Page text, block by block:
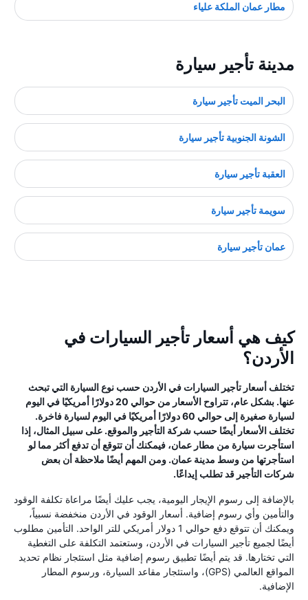
مطار عمان الملكة علياء
مدينة تأجير سيارة
البحر الميت تأجير سيارة
الشونة الجنوبية تأجير سيارة
العقبة تأجير سيارة
سويمة تأجير سيارة
عمان تأجير سيارة
كيف هي أسعار تأجير السيارات في
الأردن؟
تختلف أسعار تأجير السيارات في الأردن حسب نوع السيارة التي تبحث
عنها. بشكل عام، تتراوح الأسعار من حوالي 20 دولارًا أمريكيًا في اليوم
لسيارة صغيرة إلى حوالي 60 دولارًا أمريكيًا في اليوم لسيارة فاخرة.
تختلف الأسعار أيضًا حسب شركة التأجير والموقع. على سبيل المثال، إذا
استأجرت سيارة من مطار عمان، فيمكنك أن تتوقع أن تدفع أكثر مما لو
استأجرتها من وسط مدينة عمان. ومن المهم أيضًا ملاحظة أن بعض
شركات التأجير قد تطلب إيداعًا.
بالإضافة إلى رسوم الإيجار اليومية، يجب عليك أيضًا مراعاة تكلفة الوقود
والتأمين وأي رسوم إضافية. أسعار الوقود في الأردن منخفضة نسبياً،
ويمكنك أن تتوقع دفع حوالي 1 دولار أمريكي للتر الواحد. التأمين مطلوب
أيضًا لجميع تأجير السيارات في الأردن، وستعتمد التكلفة على التغطية
التي تختارها. قد يتم أيضًا تطبيق رسوم إضافية مثل استئجار نظام تحديد
المواقع العالمي (GPS)، واستئجار مقاعد السيارة، ورسوم المطار
الإضافية.